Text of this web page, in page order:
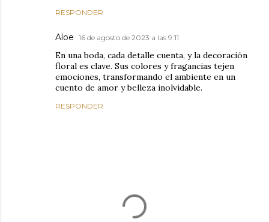
RESPONDER
Aloe 16 de agosto de 2023 a las 9:11
En una boda, cada detalle cuenta, y la decoración
floral es clave. Sus colores y fragancias tejen
emociones, transformando el ambiente en un
cuento de amor y belleza inolvidable.
RESPONDER